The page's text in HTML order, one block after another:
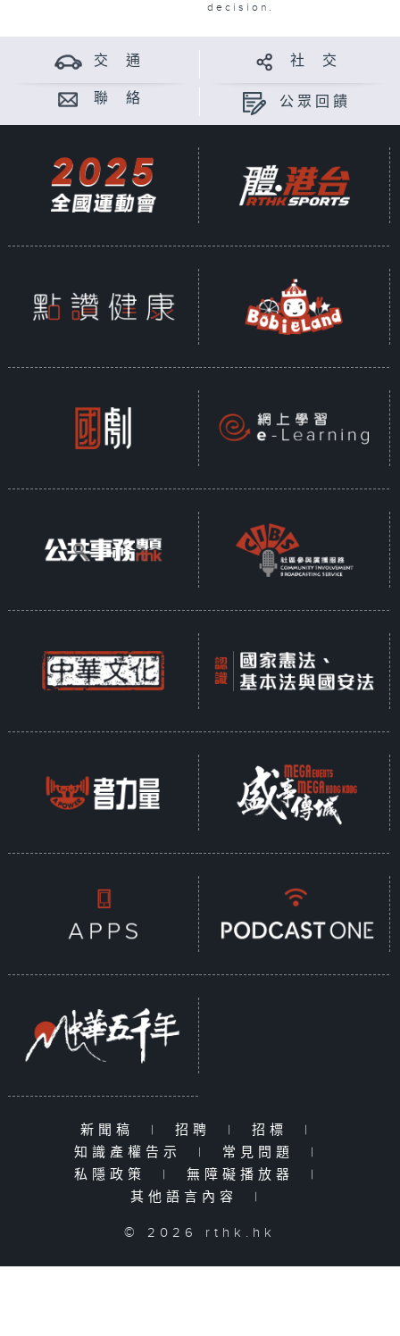
decision.
交 通 社 交
聯 絡 公眾回饋
新聞稿 | 招聘 | 招標
|
知識產權告示
| 常見問題
|
私隱政策
| 無障礙播放器
|
其他語言內容
|
© 2026 rthk.hk